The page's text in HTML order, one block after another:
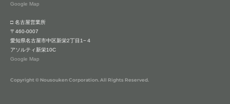
Google Map
□ 名古屋営業所
〒460-0007
愛知県名古屋市中区新栄2丁目1−４
アソルティ新栄10C
Google Map
Copyright © Nousouken Corporation. All Rights Reserved.